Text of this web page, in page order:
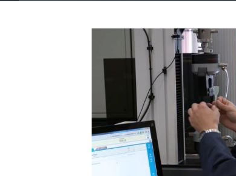
calor o activador aplicado previamente. La luz
atravesar muchos plásticos y vidrios de colores y
bloqueados por rayos UV. Las aplicaciones incluyen
bobinado, encapsulado en vacío (potting) y pegado de